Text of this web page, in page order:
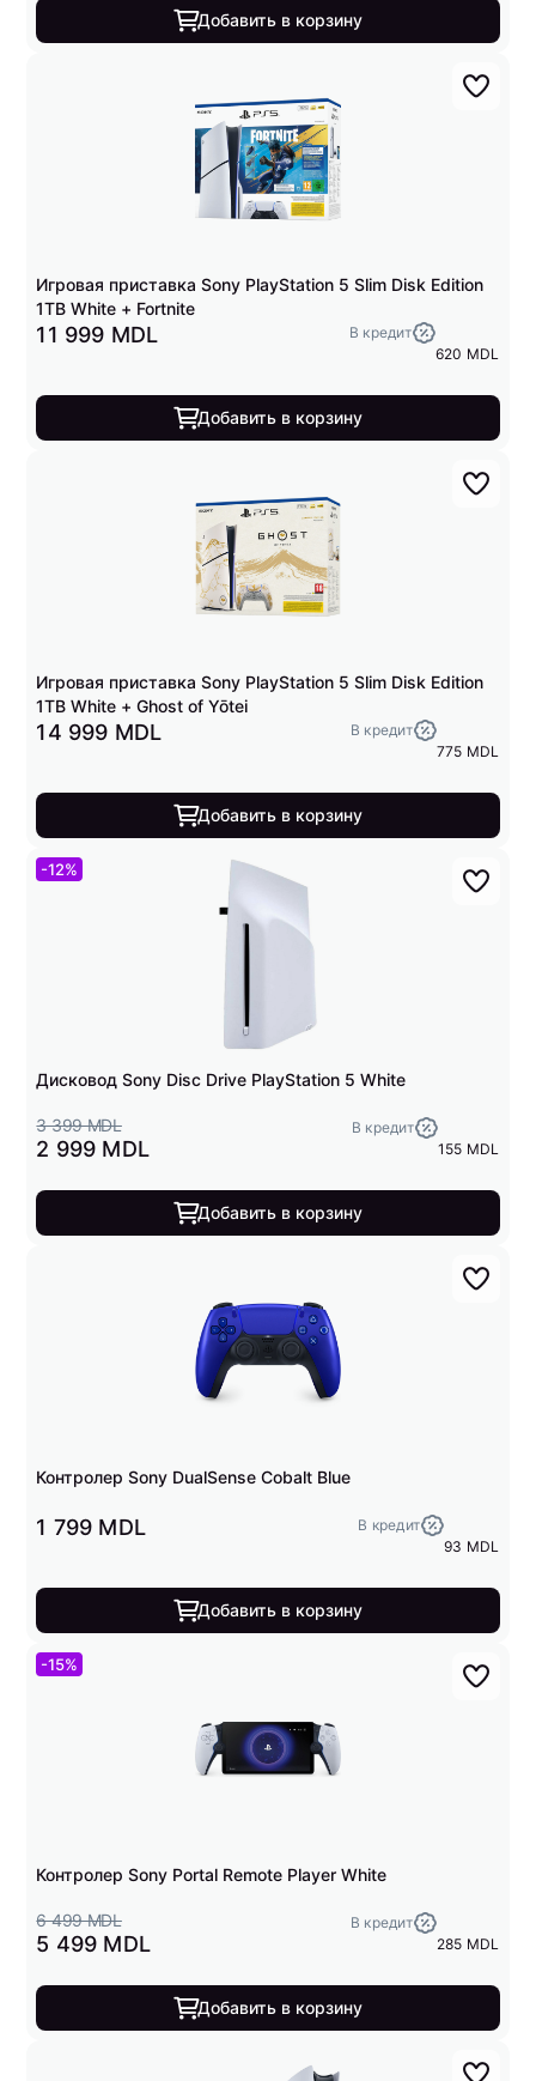
Добавить в корзину
Игровая приставка Sony PlayStation 5 Slim Disk Edition
1TB White + Fortnite
11 999 MDL
В кредит
620 MDL
Добавить в корзину
Игровая приставка Sony PlayStation 5 Slim Disk Edition
1TB White + Ghost of Yōtei
14 999 MDL
В кредит
775 MDL
Добавить в корзину
-12%
Дисковод Sony Disc Drive PlayStation 5 White
3 399 MDL
2 999 MDL
В кредит
155 MDL
Добавить в корзину
Контролер Sony DualSense Cobalt Blue
1 799 MDL
В кредит
93 MDL
Добавить в корзину
-15%
Контролер Sony Portal Remote Player White
6 499 MDL
5 499 MDL
В кредит
285 MDL
Добавить в корзину